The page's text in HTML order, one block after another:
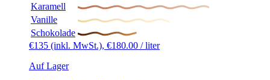
Karamell
Vanille
Schokolade
€135 (inkl. MwSt.), €180.00 / liter
Auf Lager